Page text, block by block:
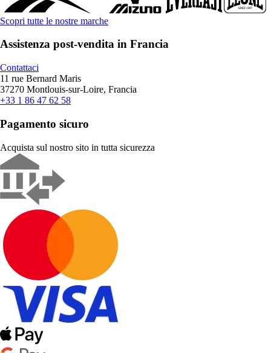
Scopri tutte le nostre marche
Assistenza post-vendita in Francia
Contattaci
11 rue Bernard Maris
37270 Montlouis-sur-Loire, Francia
+33 1 86 47 62 58
Pagamento sicuro
Acquista sul nostro sito in tutta sicurezza